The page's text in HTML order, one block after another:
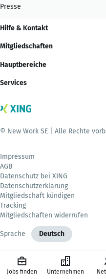
Presse
Hilfe & Kontakt
Mitgliedschaften
Hauptbereiche
Services
© New Work SE | Alle Rechte
Impressum
AGB
Datenschutz bei XING
Datenschutzerklärung
Mitgliedschaft kündigen
Tracking
Mitgliedschaften widerrufen
Sprache Deutsch
Jobs finden Unternehmen